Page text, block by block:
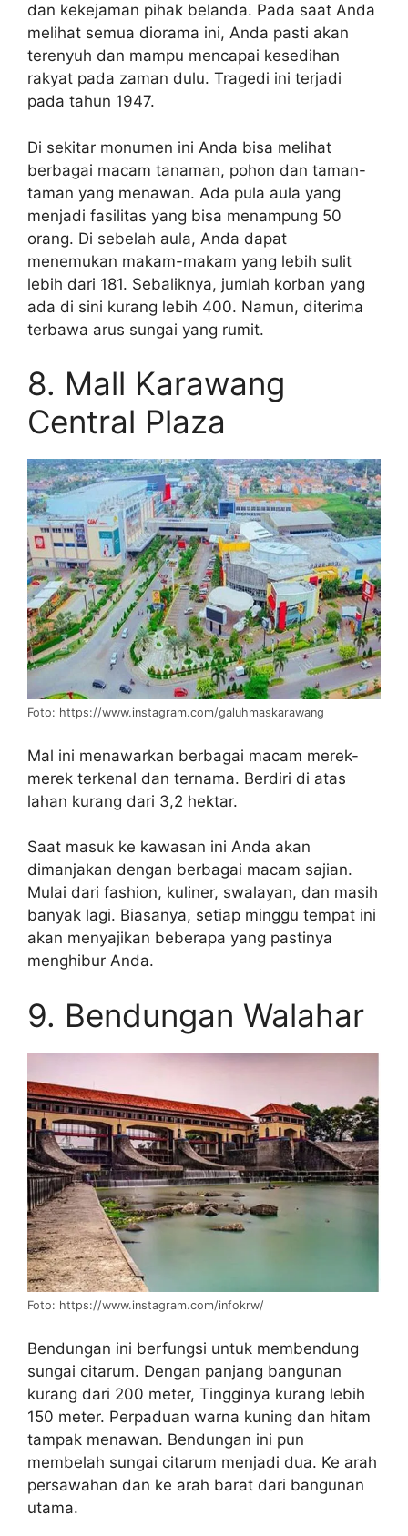
dan kekejaman pihak belanda. Pada saat Anda
melihat semua diorama ini, Anda pasti akan
terenyuh dan mampu mencapai kesedihan
rakyat pada zaman dulu. Tragedi ini terjadi
pada tahun 1947.
Di sekitar monumen ini Anda bisa melihat
berbagai macam tanaman, pohon dan taman-
taman yang menawan. Ada pula aula yang
menjadi fasilitas yang bisa menampung 50
orang. Di sebelah aula, Anda dapat
menemukan makam-makam yang lebih sulit
lebih dari 181. Sebaliknya, jumlah korban yang
ada di sini kurang lebih 400. Namun, diterima
terbawa arus sungai yang rumit.
8. Mall Karawang
Central Plaza
Foto: https://www.instagram.com/galuhmaskarawang
Mal ini menawarkan berbagai macam merek-
merek terkenal dan ternama. Berdiri di atas
lahan kurang dari 3,2 hektar.
Saat masuk ke kawasan ini Anda akan
dimanjakan dengan berbagai macam sajian.
Mulai dari fashion, kuliner, swalayan, dan masih
banyak lagi. Biasanya, setiap minggu tempat ini
akan menyajikan beberapa yang pastinya
menghibur Anda.
9. Bendungan Walahar
Foto: https://www.instagram.com/infokrw/
Bendungan ini berfungsi untuk membendung
sungai citarum. Dengan panjang bangunan
kurang dari 200 meter, Tingginya kurang lebih
150 meter. Perpaduan warna kuning dan hitam
tampak menawan. Bendungan ini pun
membelah sungai citarum menjadi dua. Ke arah
persawahan dan ke arah barat dari bangunan
utama.